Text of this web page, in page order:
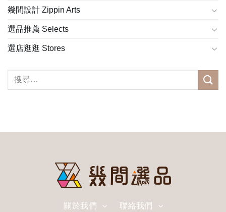
幾間設計 Zippin Arts
選品推薦 Selects
選店逛逛 Stores
關於我們 聯絡我們